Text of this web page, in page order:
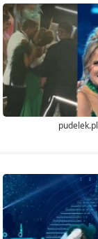
pudelek.pl